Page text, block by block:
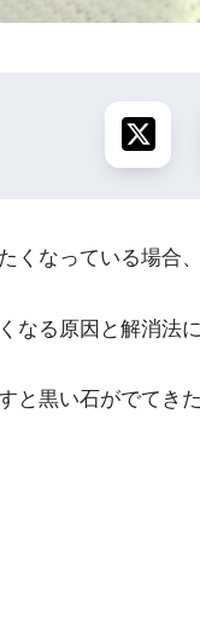
くなっている場合
なる原因と解消法
と黒い石がでてき